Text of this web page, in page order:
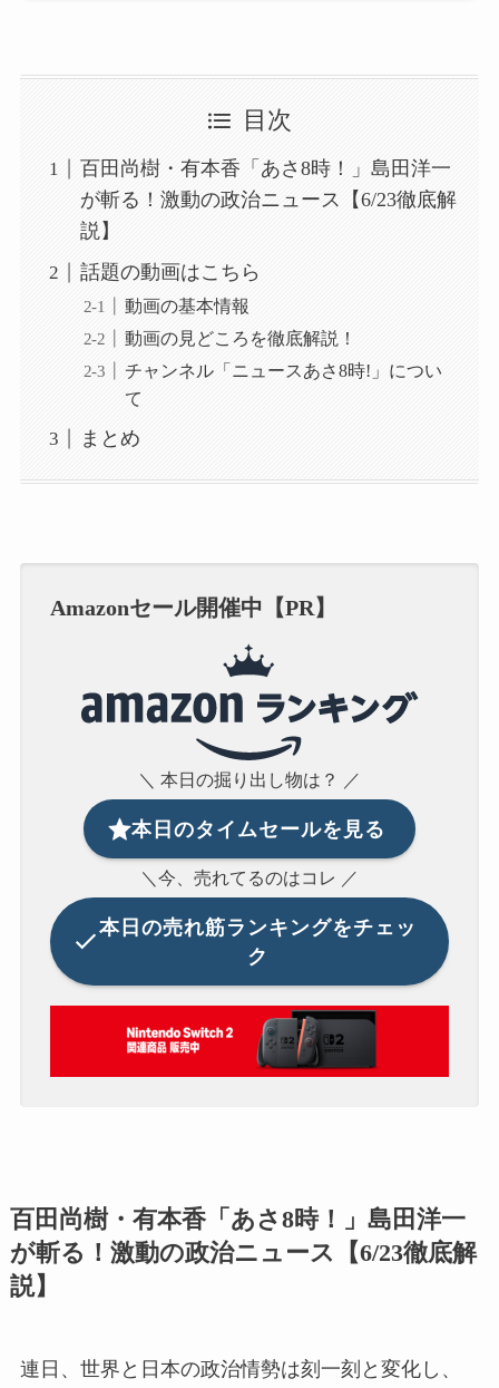
目次
百田尚樹・有本香「あさ8時！」島田洋一
が斬る！激動の政治ニュース【6/23徹底解
説】
話題の動画はこちら
動画の基本情報
動画の見どころを徹底解説！
チャンネル「ニュースあさ8時!」につい
て
まとめ
Amazonセール開催中【PR】
＼ 本日の掘り出し物は？ ／
本日のタイムセールを見る
＼今、売れてるのはコレ ／
本日の売れ筋ランキングをチェッ
ク
百田尚樹・有本香「あさ8時！」島田洋一
が斬る！激動の政治ニュース【6/23徹底解
説】
連日、世界と日本の政治情勢は刻一刻と変化し、